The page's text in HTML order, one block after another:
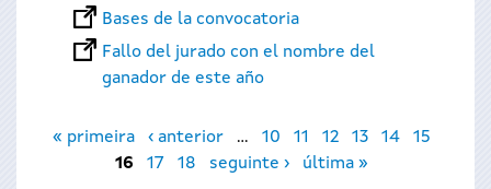
Bases de la convocatoria
Fallo del jurado con el nombre del
ganador de este año
Páginas
« primeira ‹ anterior … 10 11 12 13 14
15
16
17 18 seguinte › última »